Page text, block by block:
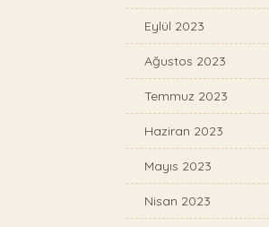
Eylül 2023
Ağustos 2023
Temmuz 2023
Haziran 2023
Mayıs 2023
Nisan 2023